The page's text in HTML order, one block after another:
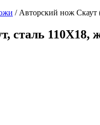
/ Авторский нож Скаут
сталь 110Х18,